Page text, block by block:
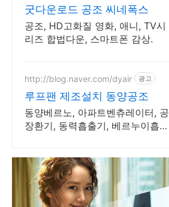
굿다운로드 공조 씨네폭스
공조, HD고화질 영화, 애니, TV시
리즈 합법다운, 스마트폰 감상.
http://blog.naver.com/dyair 광고
루프팬 제조설치 동양공조
동양베르노, 아파트벤츄레이터, 공
장환기, 동력흡출기, 베르누이흡출